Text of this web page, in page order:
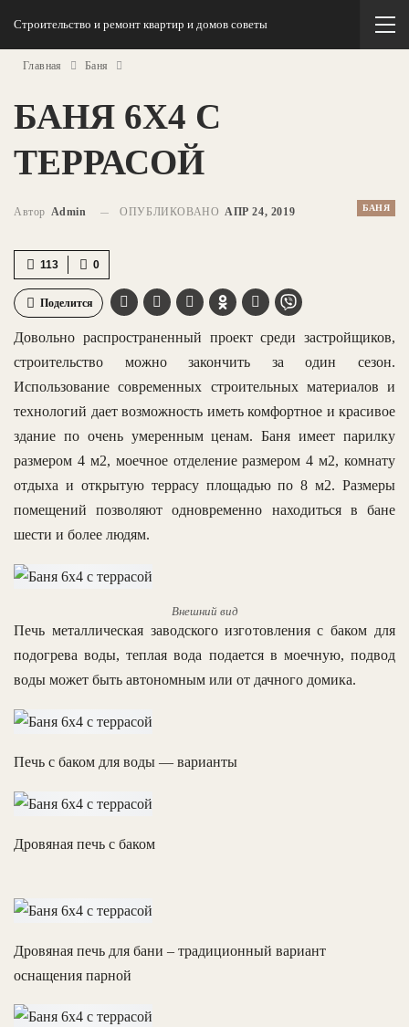
Строительство и ремонт квартир и домов советы
Главная Баня
БАНЯ 6Х4 С
ТЕРРАСОЙ
БАНЯ
Автор Admin ОПУБЛИКОВАНО АПР 24, 2019
0
113
Поделится
Довольно распространенный проект среди застройщиков,
строительство можно закончить за один сезон.
Использование современных строительных материалов и
технологий дает возможность иметь комфортное и красивое
здание по очень умеренным ценам. Баня имеет парилку
размером 4 м2, моечное отделение размером 4 м2, комнату
отдыха и открытую террасу площадью по 8 м2. Размеры
помещений позволяют одновременно находиться в бане
шести и более людям.
Внешний вид
Печь металлическая заводского изготовления с баком для
подогрева воды, теплая вода подается в моечную, подвод
воды может быть автономным или от дачного домика.
Печь с баком для воды — варианты
Дровяная печь с баком
Дровяная печь для бани – традиционный вариант
оснащения парной